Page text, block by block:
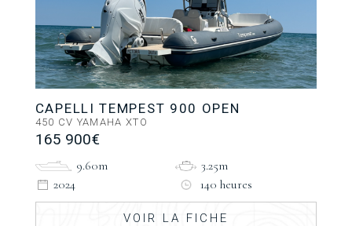
CAPELLI TEMPEST 900 OPEN
450 CV YAMAHA XTO
165 900€
9.60m
3.25m
2024
140 heures
VOIR LA FICHE